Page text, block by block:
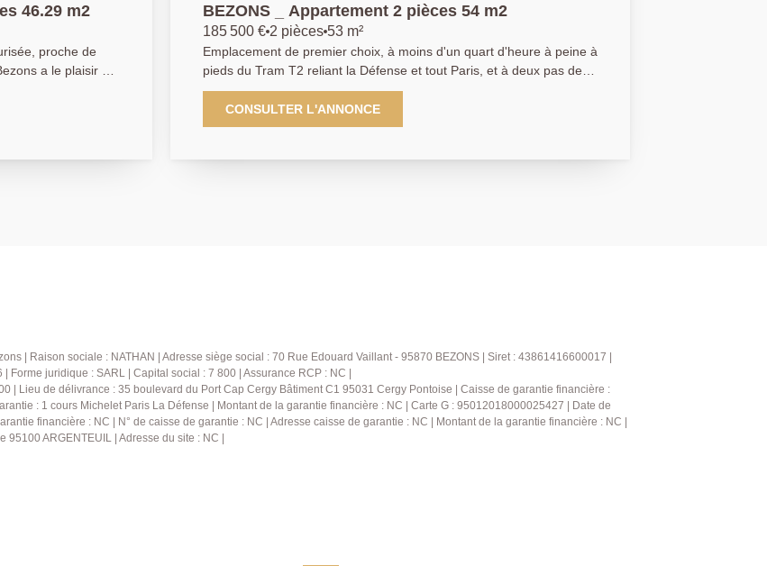
46.29 m2
proche de
a le plaisir de
d'environ 46
un
pleinement des
BEZONS _ Appartement 2 pièces 54 m2
185 500 € 2 pièces 53 m²
Emplacement de premier choix, à moins d'un quart d'heure à peine à
pieds du Tram T2 reliant la Défense et tout Paris, et à deux pas des
écoles, des infrastructures sportives et du nouveau centre
commercial à ciel ouvert avec ses nombreuses boutiques et
restaurants, l'Agence Principale de Bezons a le plaisir de vous
depuis le balcon sur les espaces verts ainsi que la localisation idéale
proposée par ce bien, à deux pas des transports et commodités, tout
en vous permettant de vous ressourcer au sein d'un environnement
calme et arboré. Une visite s'impose, à vos téléphones !
CONSULTER L'ANNONCE
| Raison sociale : NATHAN | Adresse siège social : 70 Rue Edouard Vaillant - 95870 BEZONS | Siret : 43861416600017 |
Forme juridique : SARL | Capital social : 7 800 | Assurance RCP : NC |
| Lieu de délivrance : 35 boulevard du Port Cap Cergy Bâtiment C1 95031 Cergy Pontoise | Caisse de garantie financière :
: 1 cours Michelet Paris La Défense | Montant de la garantie financière : NC | Carte G : 95012018000025427 | Date de
financière : NC | N° de caisse de garantie : NC | Adresse caisse de garantie : NC | Montant de la garantie financière : NC |
95100 ARGENTEUIL | Adresse du site : NC |